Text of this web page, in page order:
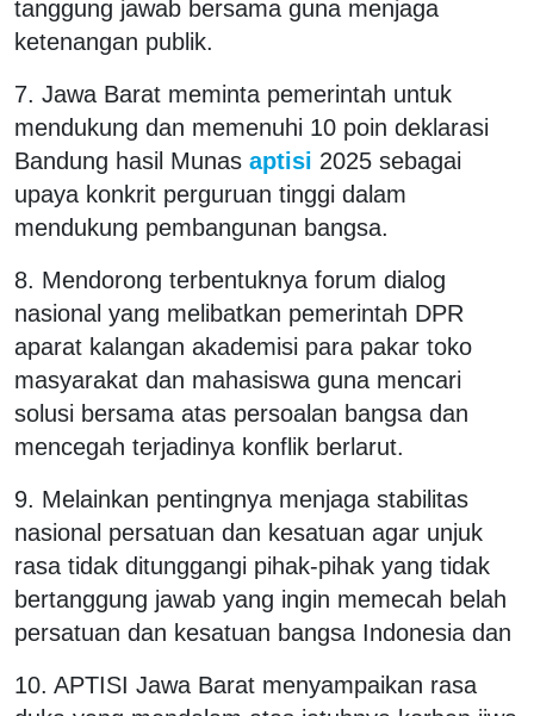
tanggung jawab bersama guna menjaga
ketenangan publik.
7. Jawa Barat meminta pemerintah untuk
mendukung dan memenuhi 10 poin deklarasi
Bandung hasil Munas aptisi 2025 sebagai
upaya konkrit perguruan tinggi dalam
mendukung pembangunan bangsa.
8. Mendorong terbentuknya forum dialog
nasional yang melibatkan pemerintah DPR
aparat kalangan akademisi para pakar toko
masyarakat dan mahasiswa guna mencari
solusi bersama atas persoalan bangsa dan
mencegah terjadinya konflik berlarut.
9. Melainkan pentingnya menjaga stabilitas
nasional persatuan dan kesatuan agar unjuk
rasa tidak ditunggangi pihak-pihak yang tidak
bertanggung jawab yang ingin memecah belah
persatuan dan kesatuan bangsa Indonesia dan
10. APTISI Jawa Barat menyampaikan rasa